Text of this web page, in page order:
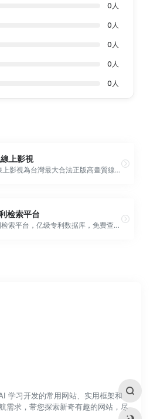
0 人
0 人
0 人
0 人
0 人
上影視
LiTV立視線上影視為台灣最大合法正版高畫質線上看電視，有400個頻道及6大館隨選影片，新聞、電視頻道、電影、台陸日韓戲劇、綜藝、動漫，各類免費影視內容，多螢跨載具觀賞，精彩內容隨時看。
检索平台
企知道专利检索平台，亿级专利数据库，免费查询！支持多种检索方式，提供专利价值评估及多种类型专利下载方式，同时提供自动生成技术全景报告、公司报告、竞争对比报告等新功能，助力企业创新布局。
学习开发的常用网站、实用框架和
需求，带您探索新奇有趣的网站，尽